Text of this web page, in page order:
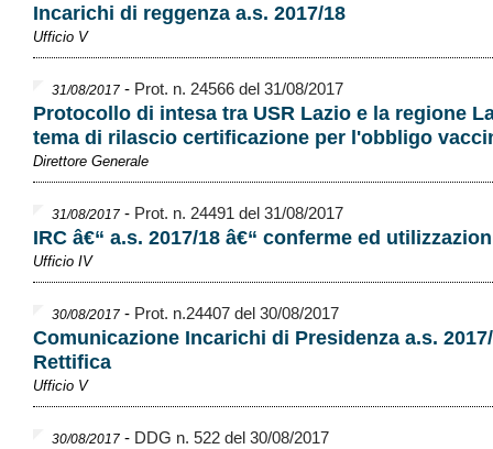
Incarichi di reggenza a.s. 2017/18
Ufficio V
31/08/2017 - Prot. n. 24566 del 31/08/2017
Protocollo di intesa tra USR Lazio e la regione
tema di rilascio certificazione per l'obbligo
Direttore Generale
31/08/2017 - Prot. n. 24491 del 31/08/2017
IRC â€“ a.s. 2017/18 â€“ conferme ed
Ufficio IV
30/08/2017 - Prot. n.24407 del 30/08/2017
Comunicazione Incarichi di Presidenza a.s.
Rettifica
Ufficio V
30/08/2017 - DDG n. 522 del 30/08/2017